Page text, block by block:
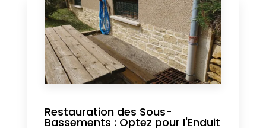
Restauration des Sous-
Bassements : Optez pour l'Enduit